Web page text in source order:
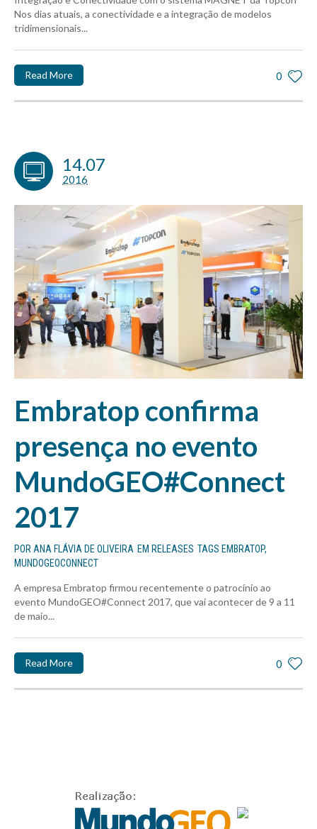
Nos dias atuais, a conectividade e a integração de modelos
tridimensionais...
0
Read More
14.07
2016
Embratop confirma
presença no evento
MundoGEO#Connect
2017
POR ANA FLÁVIA DE OLIVEIRA EM RELEASES TAGS EMBRATOP,
MUNDOGEOCONNECT
A empresa Embratop firmou recentemente o patrocínio ao
evento MundoGEO#Connect 2017, que vai acontecer de 9 a 11
de maio...
0
Read More